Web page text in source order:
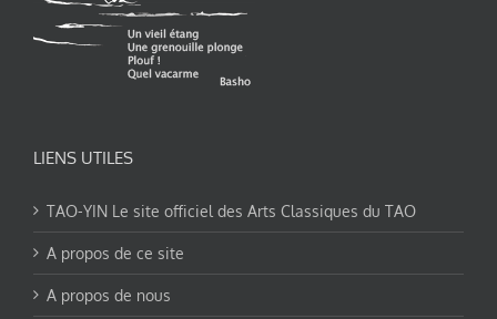
LIENS UTILES
TAO-YIN Le site officiel des Arts Classiques du TAO
A propos de ce site
A propos de nous